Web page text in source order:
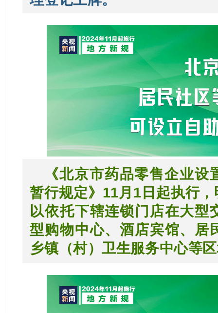
《北京市药品零售企业
暂行规定》11月1日起执行，
以依托下辖连锁门店在大型
型购物中心、酒店宾馆、居
乡镇（村）卫生服务中心等